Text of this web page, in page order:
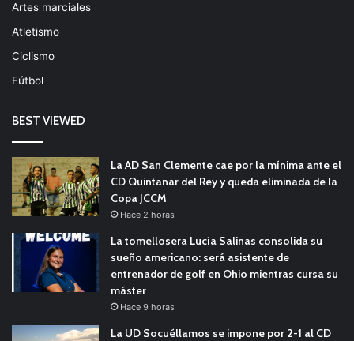
Artes marciales
Atletismo
Ciclismo
Fútbol
BEST VIEWED
La AD San Clemente cae por la mínima ante el
CD Quintanar del Rey y queda eliminada de la
Copa JCCM
Hace 2 horas
La tomellosera Lucía Salinas consolida su
sueño americano: será asistente de
entrenador de golf en Ohio mientras cursa su
máster
Hace 9 horas
La UD Socuéllamos se impone por 2-1 al CD